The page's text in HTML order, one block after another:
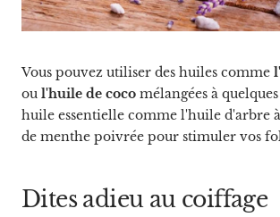
Vous pouvez utiliser des huiles comme
ou l'huile de coco mélangées à
huile essentielle comme l'huile d'arbre
de menthe poivrée pour stimuler vos
Dites adieu au coiffage